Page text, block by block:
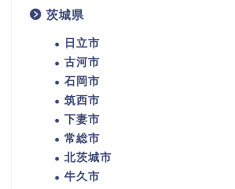
茨城県
日立市
古河市
石岡市
筑西市
下妻市
常総市
北茨城市
牛久市